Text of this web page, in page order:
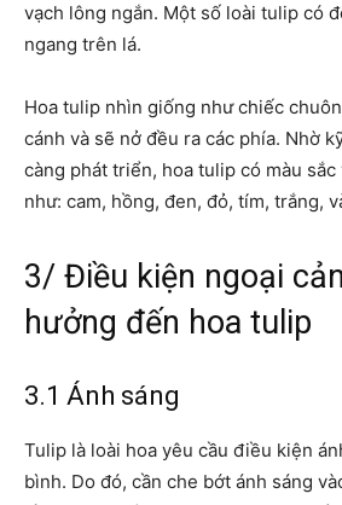
vạch lông ngắn. Một số loài tulip có
ngang trên lá.
Hoa tulip nhìn giống như chiếc
cánh và sẽ nở đều ra các phía. Nhờ
càng phát triển, hoa tulip có màu sắc
như: cam, hồng, đen, đỏ, tím, trắng,
3/ Điều kiện ngoại
hưởng đến hoa tulip
3.1 Ánh sáng
Tulip là loài hoa yêu cầu điều kiện
bình. Do đó, cần che bớt ánh sáng